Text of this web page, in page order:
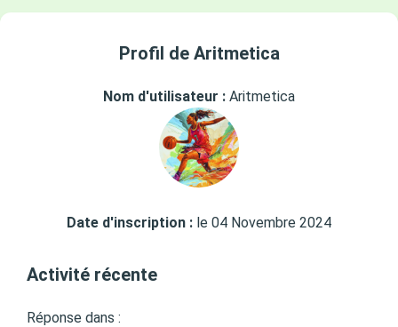
Profil de Aritmetica
Nom d'utilisateur : Aritmetica
Date d'inscription : le 04 Novembre 2024
Activité récente
Réponse dans :